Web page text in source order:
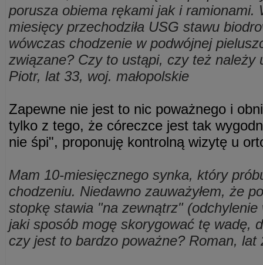
porusza obiema rękami jak i ramionami.
miesięcy przechodziła USG stawu
wówczas chodzenie w podwójnej
związane? Czy to ustąpi, czy też należy
Piotr, lat 33, woj. małopolskie
Zapewne nie jest to nic poważnego i
tylko z tego, że córeczce jest tak
nie śpi", proponuję kontrolną wizytę u
Mam 10-miesięcznego synka, który
chodzeniu. Niedawno zauważyłem, że
stopkę stawia "na zewnątrz"
jaki sposób mogę skorygować tę wadę,
czy jest to bardzo poważne? Roman, lat